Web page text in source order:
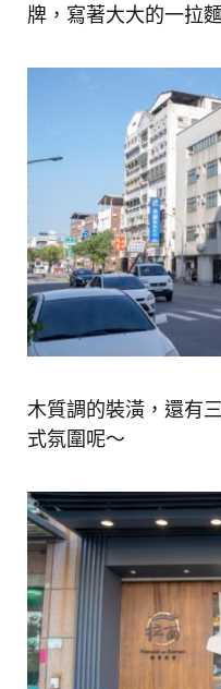
牌，寫著大大的一拉麵
木質調的裝潢，還有
式氛圍呢～